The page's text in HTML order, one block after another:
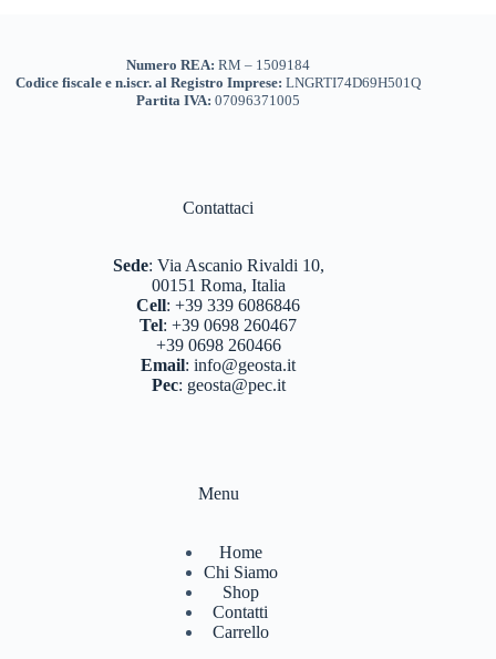
Numero REA:RM – 1509184
Codice fiscale e n.iscr. al Registro Imprese:LNGRTI74D69H501Q
Partita IVA: 07096371005
Contattaci
Sede: Via Ascanio Rivaldi 10,
00151 Roma, Italia
Cell:+39 339 6086846
Tel:+39 0698 260467
+39 0698 260466
Email:info@geosta.it
Pec: geosta@pec.it
Menu
Home
Chi Siamo
Shop
Contatti
Carrello